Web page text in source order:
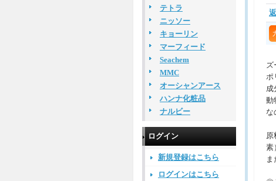
テトラ
ニッソー
キョーリン
マーフィード
Seachem
MMC
オーシャンアース
ハンナ化粧品
ナルビー
ログイン
新規登録はこちら
ログインはこちら
ズ
ポ
成
動
な
原
素
ま